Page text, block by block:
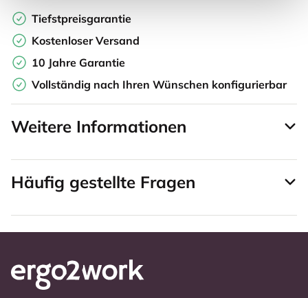
Tiefstpreisgarantie
Kostenloser Versand
10 Jahre Garantie
Vollständig nach Ihren Wünschen konfigurierbar
Weitere Informationen
Häufig gestellte Fragen